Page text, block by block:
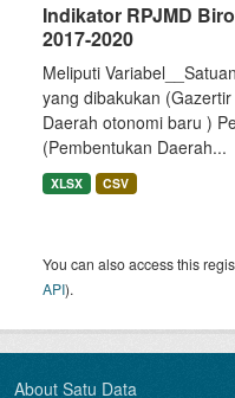
Indikator RPJMD
2017-2020
Meliputi
yang dibakukan
Daerah otonomi baru )
(Pembentukan Daerah...
XLSX CSV
You can also access this
API).
About Satu Data